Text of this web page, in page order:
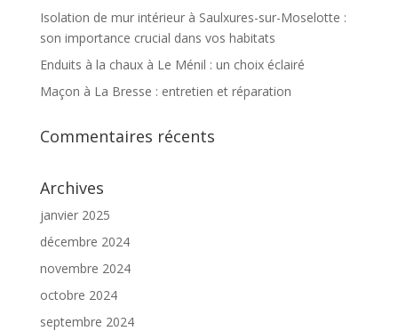
Isolation de mur intérieur à Saulxures-sur-Moselotte :
son importance crucial dans vos habitats
Enduits à la chaux à Le Ménil : un choix éclairé
Maçon à La Bresse : entretien et réparation
Commentaires récents
Archives
janvier 2025
décembre 2024
novembre 2024
octobre 2024
septembre 2024